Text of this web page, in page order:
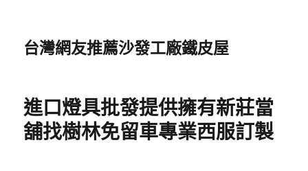
台灣網友推薦沙發工廠鐵皮屋
進口燈具批發提供擁有新莊當
舖找樹林免留車專業西服訂製